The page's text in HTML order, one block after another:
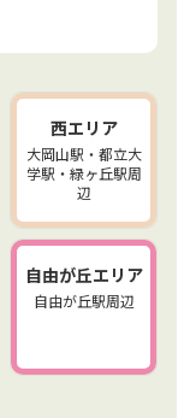
西エリア
大岡山駅・都立大
学駅・緑ヶ丘駅周
辺
自由が丘エリア
自由が丘駅周辺